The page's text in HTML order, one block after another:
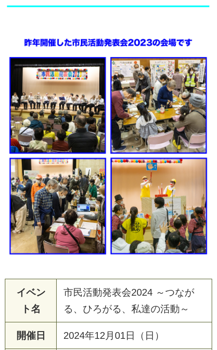
イベン
ト名
市民活動発表会2024 ～つなが
る、ひろがる、私達の活動～
開催日 2024年12月01日（日）